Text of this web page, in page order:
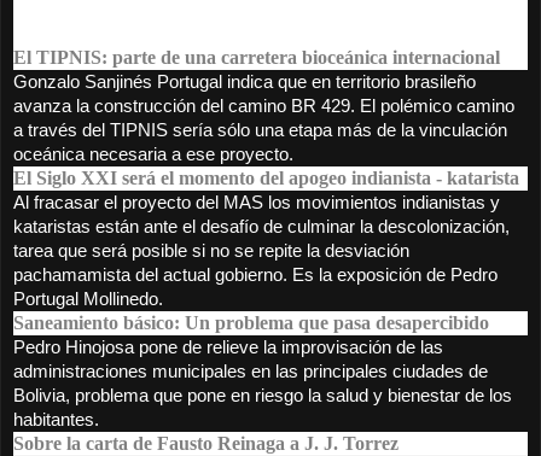
El TIPNIS: parte de una carretera bioceánica internacional
Gonzalo Sanjinés Portugal indica que en territorio brasileño
avanza la construcción del camino BR 429. El polémico camino
a través del TIPNIS sería sólo una etapa más de la vinculación
oceánica necesaria a ese proyecto.
El Siglo XXI será el momento del apogeo indianista - katarista
Al fracasar el proyecto del MAS los movimientos indianistas y
kataristas están ante el desafío de culminar la descolonización,
tarea que será posible si no se repite la desviación
pachamamista del actual gobierno. Es la exposición de Pedro
Portugal Mollinedo.
Saneamiento básico: Un problema que pasa desapercibido
Pedro Hinojosa pone de relieve la improvisación de las
administraciones municipales en las principales ciudades de
Bolivia, problema que pone en riesgo la salud y bienestar de los
habitantes.
Sobre la carta de Fausto Reinaga a J. J. Torrez